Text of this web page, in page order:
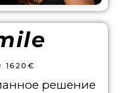
решение